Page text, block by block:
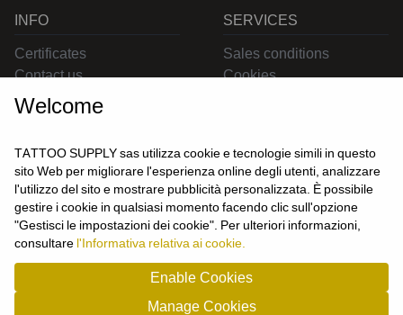
CONTACT US
INFO
Certificates
Contact us
SERVICES
Sales conditions
Cookies
USER
Login
Join us
Welcome
TATTOO SUPPLY sas utilizza cookie e tecnologie simili in questo
sito Web per migliorare l'esperienza online degli utenti, analizzare
l'utilizzo del sito e mostrare pubblicità personalizzata. È possibile
gestire i cookie in qualsiasi momento facendo clic sull'opzione
"Gestisci le impostazioni dei cookie". Per ulteriori informazioni,
consultare l'Informativa relativa ai cookie.
Enable Cookies
Manage Cookies